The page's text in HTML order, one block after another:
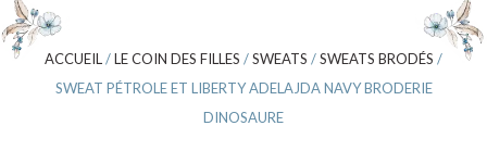
ACCUEIL /LE COIN DES FILLES /SWEATS /SWEATS BRODÉS /
SWEAT PÉTROLE ET LIBERTY ADELAJDA NAVY BRODERIE
DINOSAURE